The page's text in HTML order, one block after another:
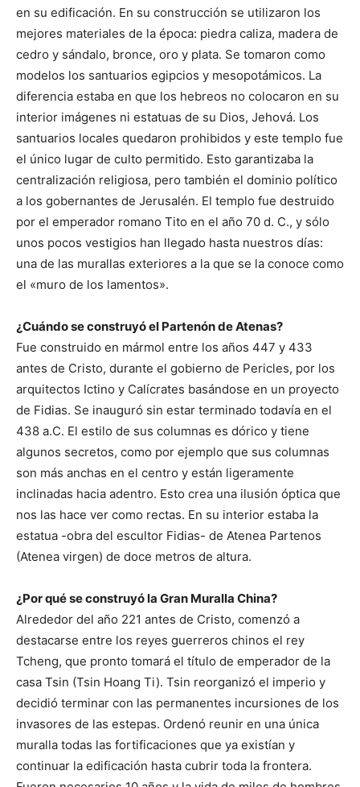
en su edificación. En su construcción se utilizaron los
mejores materiales de la época: piedra caliza, madera de
cedro y sándalo, bronce, oro y plata. Se tomaron como
modelos los santuarios egipcios y mesopotámicos. La
diferencia estaba en que los hebreos no colocaron en su
interior imágenes ni estatuas de su Dios, Jehová. Los
santuarios locales quedaron prohibidos y este templo fue
el único lugar de culto permitido. Esto garantizaba la
centralización religiosa, pero también el dominio político
a los gobernantes de Jerusalén. El templo fue destruido
por el emperador romano Tito en el año 70 d. C., y sólo
unos pocos vestigios han llegado hasta nuestros días:
una de las murallas exteriores a la que se la conoce como
el «muro de los lamentos».
¿Cuándo se construyó el Partenón de Atenas?
Fue construido en mármol entre los años 447 y 433
antes de Cristo, durante el gobierno de Pericles, por los
arquitectos Ictino y Calícrates basándose en un proyecto
de Fidias. Se inauguró sin estar terminado todavía en el
438 a.C. El estilo de sus columnas es dórico y tiene
algunos secretos, como por ejemplo que sus columnas
son más anchas en el centro y están ligeramente
inclinadas hacia adentro. Esto crea una ilusión óptica que
nos las hace ver como rectas. En su interior estaba la
estatua -obra del escultor Fidias- de Atenea Partenos
(Atenea virgen) de doce metros de altura.
¿Por qué se construyó la Gran Muralla China?
Alrededor del año 221 antes de Cristo, comenzó a
destacarse entre los reyes guerreros chinos el rey
Tcheng, que pronto tomará el título de emperador de la
casa Tsin (Tsin Hoang Ti). Tsin reorganizó el imperio y
decidió terminar con las permanentes incursiones de los
invasores de las estepas. Ordenó reunir en una única
muralla todas las fortificaciones que ya existían y
continuar la edificación hasta cubrir toda la frontera.